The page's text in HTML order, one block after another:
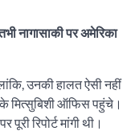
नागासाकी पर अमेरिका
उनकी हालत ऐसी नहीं
मित्सुबिशी ऑफिस पहुंचे।
रिपोर्ट मांगी थी।